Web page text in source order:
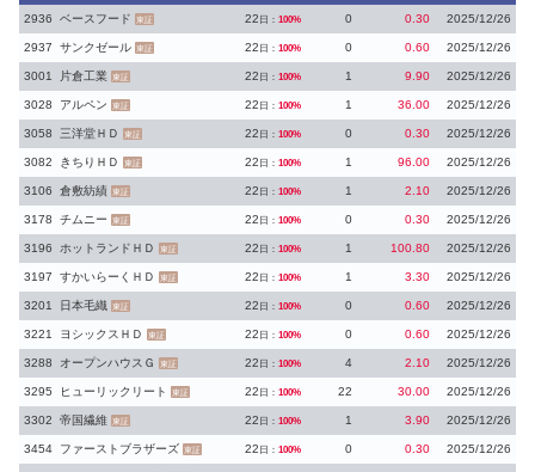
2936
ベースフード 東証 22 日： 100% 0 0.30 2025/12/26
2937 サンクゼール 東証 22 日： 100% 0 0.60 2025/12/26
3001 片倉工業 東証 22 日： 100% 1 9.90 2025/12/26
3028 アルペン 東証 22 日： 100% 1 36.00 2025/12/26
3058 三洋堂ＨＤ 東証 22 日： 100% 0 0.30 2025/12/26
3082 きちりＨＤ 東証 22 日： 100% 1 96.00 2025/12/26
3106 倉敷紡績 東証 22 日： 100% 1 2.10 2025/12/26
3178 チムニー 東証 22 日： 100% 0 0.30 2025/12/26
3196 ホットランドＨＤ 東証 22 日： 100% 1 100.80 2025/12/26
3197 すかいらーくＨＤ 東証 22 日： 100% 1 3.30 2025/12/26
3201 日本毛織 東証 22 日： 100% 0 0.60 2025/12/26
3221 ヨシックスＨＤ 東証 22 日： 100% 0 0.60 2025/12/26
3288 オープンハウスＧ 東証 22 日： 100% 4 2.10 2025/12/26
3295 ヒューリックリート 東証 22 日： 100% 22 30.00 2025/12/26
3302 帝国繊維 東証 22 日： 100% 1 3.90 2025/12/26
3454 ファーストブラザーズ 東証 22 日： 100% 0 0.30 2025/12/26